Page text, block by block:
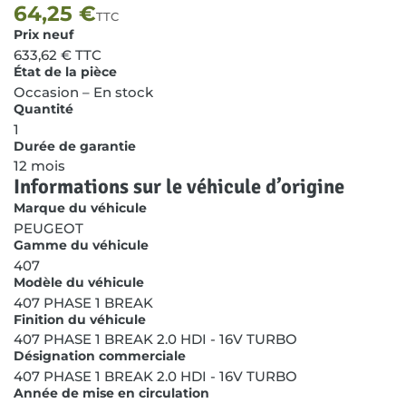
64,25 €TTC
Prix neuf
633,62 € TTC
État de la pièce
Occasion – En stock
Quantité
1
Durée de garantie
12 mois
Informations sur le véhicule d’origine
Marque du véhicule
PEUGEOT
Gamme du véhicule
407
Modèle du véhicule
407 PHASE 1 BREAK
Finition du véhicule
407 PHASE 1 BREAK 2.0 HDI - 16V TURBO
Désignation commerciale
407 PHASE 1 BREAK 2.0 HDI - 16V TURBO
Année de mise en circulation